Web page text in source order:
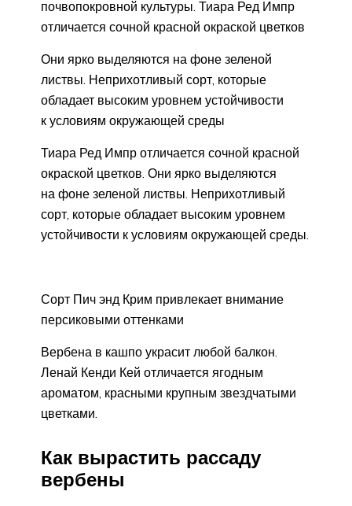
почвопокровной культуры. Тиара Ред Импр
отличается сочной красной окраской цветков
Они ярко выделяются на фоне зеленой
листвы. Неприхотливый сорт, которые
обладает высоким уровнем устойчивости
к условиям окружающей среды
Тиара Ред Импр отличается сочной красной
окраской цветков. Они ярко выделяются
на фоне зеленой листвы. Неприхотливый
сорт, которые обладает высоким уровнем
устойчивости к условиям окружающей среды.
Сорт Пич энд Крим привлекает внимание
персиковыми оттенками
Вербена в кашпо украсит любой балкон.
Ленай Кенди Кей отличается ягодным
ароматом, красными крупным звездчатыми
цветками.
Как вырастить рассаду
вербены